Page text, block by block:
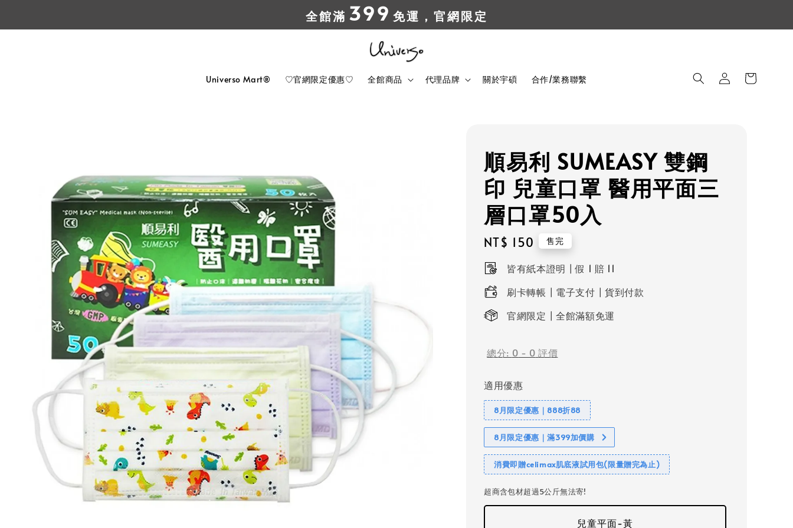
全館滿399 免運，官網限定
Universo Mart® ♡官網限定優惠♡ 全館商品 代理品牌 關於宇碩 合作/業務聯繫
順易利 SUMEASY 雙鋼
印 兒童口罩 醫用平面三
層口罩50入
Regular
price
NT$ 150 售完
皆有紙本證明┃假 1 賠 11
刷卡轉帳┃電子支付┃貨到付款
官網限定┃全館滿額免運
總分: 0 - 0 評價
適用優惠
8月限定優惠｜888折88
8月限定優惠｜滿399加價購
消費即贈celimax肌底液試用包(限量贈完為止)
超商含包材超過5公斤無法寄!
兒童平面-黃